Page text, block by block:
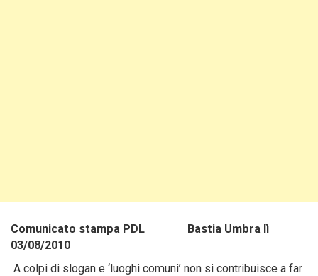
Comunicato stampa PDL Bastia Umbra lì
03/08/2010
A colpi di slogan e ‘luoghi comuni’ non si contribuisce a far